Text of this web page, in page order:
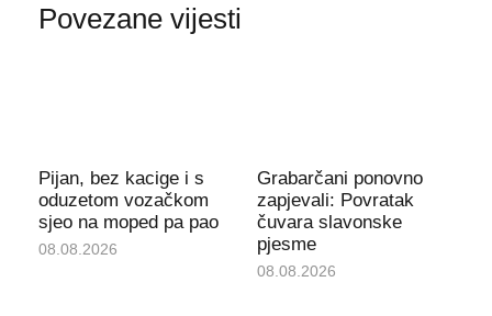
Povezane vijesti
Pijan, bez kacige i s
oduzetom vozačkom
sjeo na moped pa pao
08.08.2026
Grabarčani ponovno
zapjevali: Povratak
čuvara slavonske
pjesme
08.08.2026